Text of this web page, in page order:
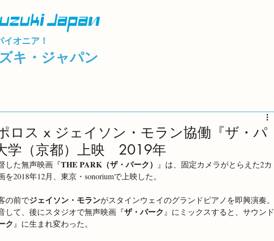
オニア！
キ・ジャパン
ロス x ジェイソン・モラン協働『ザ・パ
学（京都）上映 2019年
した無声映画『THE PARK（ザ・パーク）
』は、固定カメラがとらえた2カ
2018年12月、東京・sonoriumで上映した。
の前でジェイソン・モランがスタインウェイのグランドピアノを即興演奏。
して、後にスタジオで無声映画『ザ・パーク 』にミックスすると、サウンド
ク 』に生まれ変わった。